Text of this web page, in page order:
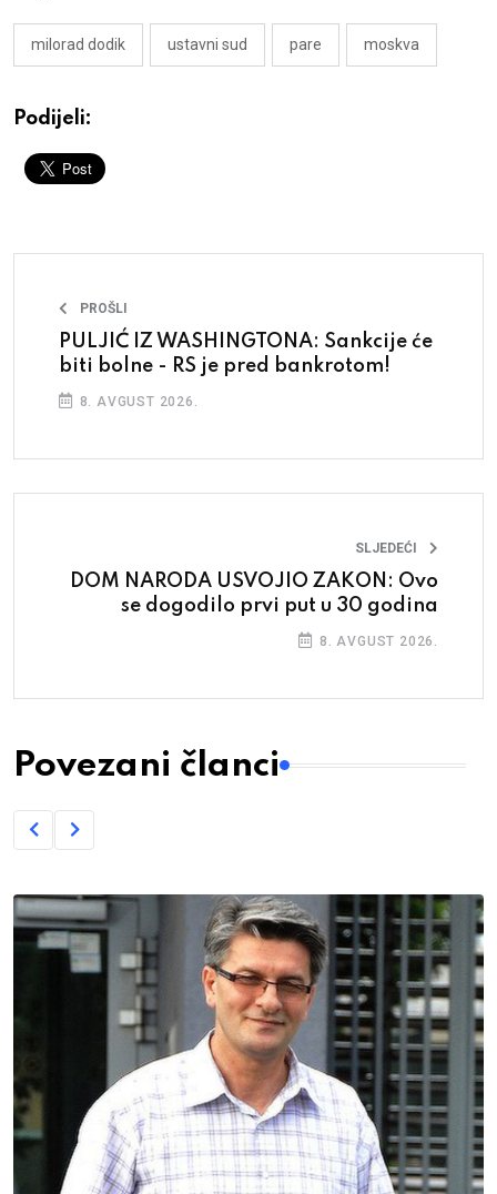
milorad dodik ustavni sud pare moskva
Podijeli:
PROŠLI
PULJIĆ IZ WASHINGTONA: Sankcije će
biti bolne - RS je pred bankrotom!
8. AVGUST 2026.
SLJEDEĆI
DOM NARODA USVOJIO ZAKON: Ovo
se dogodilo prvi put u 30 godina
8. AVGUST 2026.
Povezani članci